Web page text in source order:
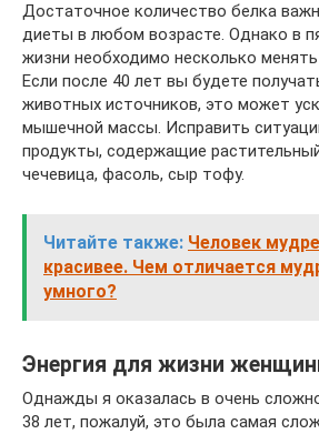
Достаточное количество белка
диеты в любом возрасте. Однако в
жизни необходимо несколько
Если после 40 лет вы будете
животных источников, это может
мышечной массы. Исправить
продукты, содержащие
чечевица, фасоль, сыр тофу.
Читайте также: Человек
красивее. Чем отличается
умного?
Энергия для жизни
Однажды я оказалась в очень
38 лет, пожалуй, это была самая